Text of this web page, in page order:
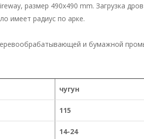
размер 490х490 mm. Загрузка
имеет радиус по арке.
и бумажной
чугун
115
14-24